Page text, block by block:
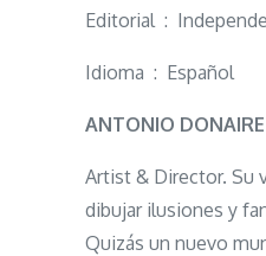
Editorial ‏ :
Idioma ‏ : ‎ Español
ANTONIO DONAIRE
Artist & Director. Su
dibujar ilusiones y
Quizás un nuevo